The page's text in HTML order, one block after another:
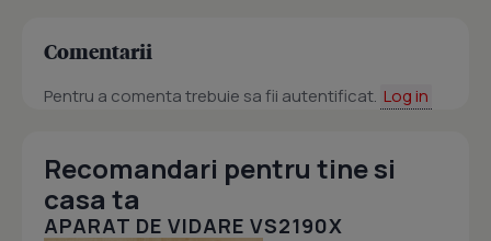
Comentarii
Pentru a comenta trebuie sa fii autentificat. Log in
Recomandari pentru tine si
casa ta
APARAT DE VIDARE VS2190X